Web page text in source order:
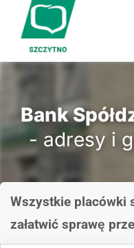
Bank
- adresy i
Wszystkie placówki
załatwić sprawę